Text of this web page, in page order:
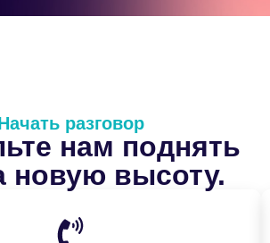
разговор
нам поднять
новую высоту.